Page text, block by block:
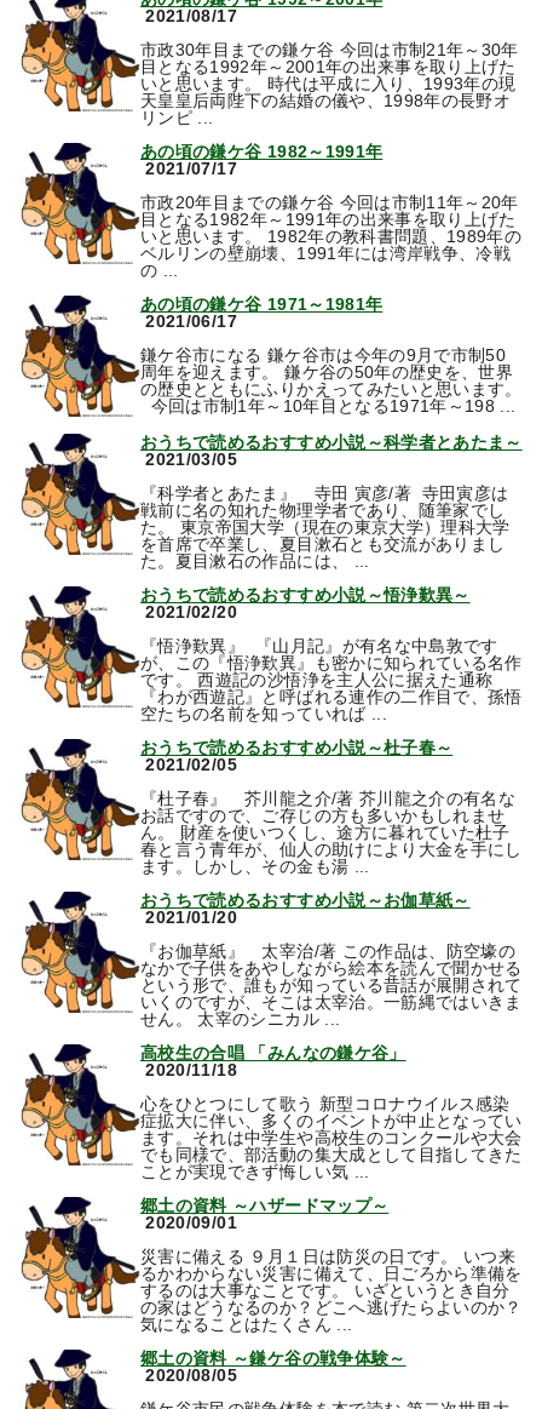
2021/08/17
市政30年目までの鎌ケ谷 今回は市制21年～30年
目となる1992年～2001年の出来事を取り上げた
いと思います。 時代は平成に入り、1993年の現
天皇皇后両陛下の結婚の儀や、1998年の長野オ
リンピ ...
あの頃の鎌ケ谷 1982～1991年
2021/07/17
市政20年目までの鎌ケ谷 今回は市制11年～20年
目となる1982年～1991年の出来事を取り上げた
いと思います。 1982年の教科書問題、1989年の
ベルリンの壁崩壊、1991年には湾岸戦争、冷戦
の ...
あの頃の鎌ケ谷 1971～1981年
2021/06/17
鎌ケ谷市になる 鎌ケ谷市は今年の9月で市制50
周年を迎えます。 鎌ケ谷の50年の歴史を、世界
の歴史とともにふりかえってみたいと思います。
今回は市制1年～10年目となる1971年～198 ...
おうちで読めるおすすめ小説～科学者とあたま～
2021/03/05
『科学者とあたま』 寺田 寅彦/著 寺田寅彦は
戦前に名の知れた物理学者であり、随筆家でし
た。 東京帝国大学（現在の東京大学）理科大学
を首席で卒業し、夏目漱石とも交流がありまし
た。夏目漱石の作品には、 ...
おうちで読めるおすすめ小説～悟浄歎異～
2021/02/20
『悟浄歎異』 『山月記』が有名な中島敦です
が、この『悟浄歎異』も密かに知られている名作
です。 西遊記の沙悟浄を主人公に据えた通称
『わが西遊記』と呼ばれる連作の二作目で、孫悟
空たちの名前を知っていれば ...
おうちで読めるおすすめ小説～杜子春～
2021/02/05
『杜子春』 芥川龍之介/著 芥川龍之介の有名な
お話ですので、ご存じの方も多いかもしれませ
ん。 財産を使いつくし、途方に暮れていた杜子
春と言う青年が、仙人の助けにより大金を手にし
ます。しかし、その金も湯 ...
おうちで読めるおすすめ小説～お伽草紙～
2021/01/20
『お伽草紙』 太宰治/著 この作品は、防空壕の
なかで子供をあやしながら絵本を読んで聞かせる
という形で、誰もが知っている昔話が展開されて
いくのですが、そこは太宰治。一筋縄ではいきま
せん。 太宰のシニカル ...
高校生の合唱 「みんなの鎌ケ谷」
2020/11/18
心をひとつにして歌う 新型コロナウイルス感染
症拡大に伴い、多くのイベントが中止となってい
ます。それは中学生や高校生のコンクールや大会
でも同様で、部活動の集大成として目指してきた
ことが実現できず悔しい気 ...
郷土の資料 ～ハザードマップ～
2020/09/01
災害に備える ９月１日は防災の日です。 いつ来
るかわからない災害に備えて、日ごろから準備を
するのは大事なことです。 いざというとき自分
の家はどうなるのか？どこへ逃げたらよいのか？
気になることはたくさん ...
郷土の資料 ～鎌ケ谷の戦争体験～
2020/08/05